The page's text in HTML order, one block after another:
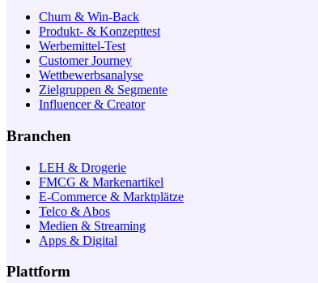
Churn & Win-Back
Produkt- & Konzepttest
Werbemittel-Test
Customer Journey
Wettbewerbsanalyse
Zielgruppen & Segmente
Influencer & Creator
Branchen
LEH & Drogerie
FMCG & Markenartikel
E-Commerce & Marktplätze
Telco & Abos
Medien & Streaming
Apps & Digital
Plattform